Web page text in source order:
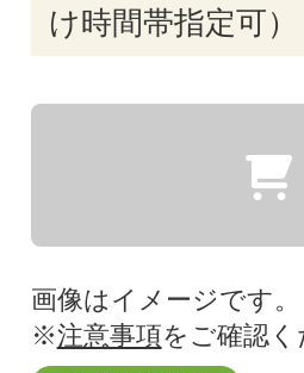
け時間帯指定可）
画像はイメージです。
※注意事項をご確認く